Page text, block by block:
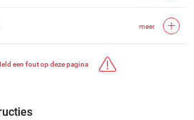
meer
een fout op deze pagina